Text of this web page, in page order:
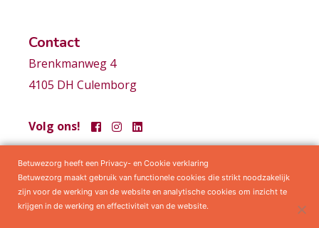
Contact
Brenkmanweg 4
4105 DH Culemborg
Volg ons!
Samenwerkingen Privacy statement Algemene voorwaarden
Betuwezorg heeft een Privacy- en Cookie verklaring
Betuwezorg maakt gebruik van functionele cookies die strikt noodzakelijk
zijn voor de werking van de website en analytische cookies om inzicht te
krijgen in de werking en effectiviteit van de website.